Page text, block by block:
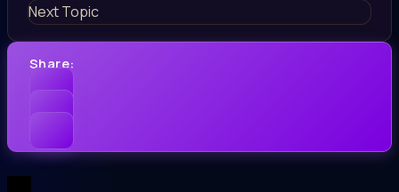
Next Topic
Share: